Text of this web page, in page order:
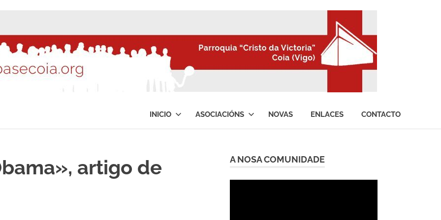
INICIO ASOCIACIÓNS NOVAS ENLACES CONTACTO
artigo de
A NOSA COMUNIDADE